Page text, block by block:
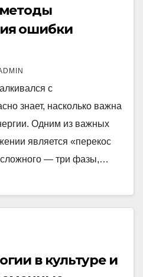
ошибки
с
знает, насколько важна
Одним из важных
является «перекос
сложного — три фазы,…
в культуре и